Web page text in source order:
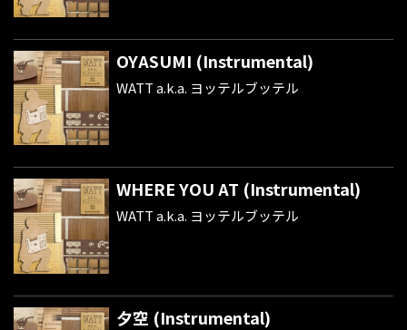
OYASUMI (Instrumental)
WATT a.k.a. ヨッテルブッテル
WHERE YOU AT (Instrumental)
WATT a.k.a. ヨッテルブッテル
夕空 (Instrumental)